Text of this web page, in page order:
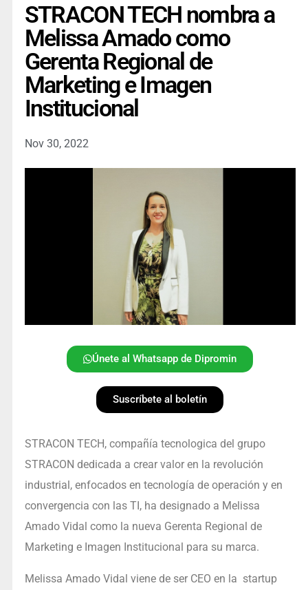
STRACON TECH nombra a
Melissa Amado como
Gerenta Regional de
Marketing e Imagen
Institucional
Nov 30, 2022
Únete al Whatsapp de Dipromin
Suscríbete al boletín
STRACON TECH, compañía tecnologica del grupo
STRACON dedicada a crear valor en la revolución
industrial, enfocados en tecnología de operación y en
convergencia con las TI, ha designado a Melissa
Amado Vidal como la nueva Gerenta Regional de
Marketing e Imagen Institucional para su marca.
Melissa Amado Vidal viene de ser CEO en la startup